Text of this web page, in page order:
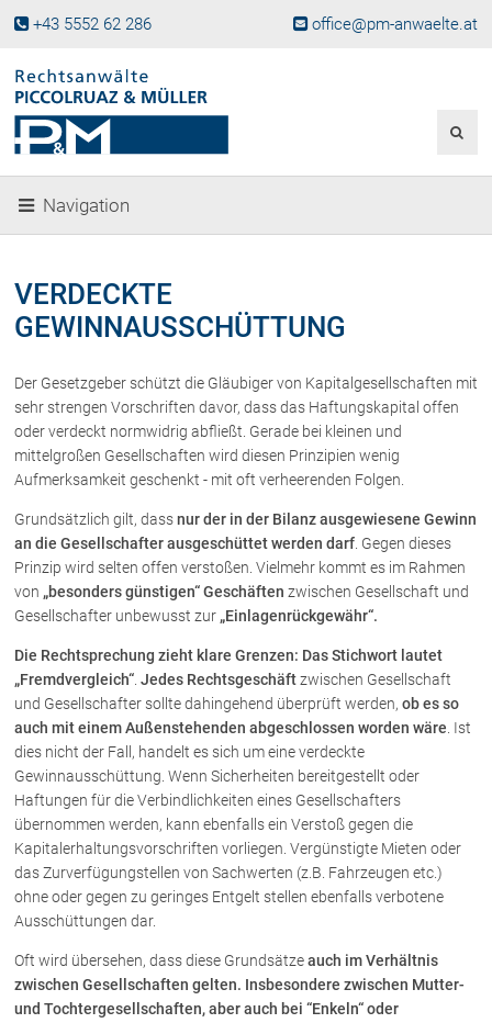
+43 5552 62 286 office@pm-anwaelte.at
Fachgebiete
Gesellschaftsgründung &
Beteiligungen
Immobilienrecht, Bauträgerrecht
Ferienimmobilien in Vorarlberg
Familienrecht und Scheidungen
Prozessführung und
Skiunfälle in Österreich
Über uns
Kanzleiteam
Netzwerk
Download
Die Österreichischen Rechtsanwälte
Anwälte
Dr. Stefan Müller
Dr. Petra Piccolruaz
Mag. Patrick Piccolruaz
Dr. Roland Piccolruaz †
Mag. Raphaela Klotz
Navigation
VERDECKTE
GEWINNAUSSCHÜTTUNG
Der Gesetzgeber schützt die Gläubiger von Kapitalgesellschaften mit
sehr strengen Vorschriften davor, dass das Haftungskapital offen
oder verdeckt normwidrig abfließt. Gerade bei kleinen und
mittelgroßen Gesellschaften wird diesen Prinzipien wenig
Aufmerksamkeit geschenkt - mit oft verheerenden Folgen.
Grundsätzlich gilt, dassnur der in der Bilanz ausgewiesene Gewinn
an die Gesellschafter ausgeschüttet werden darf. Gegen dieses
Prinzip wird selten offen verstoßen. Vielmehr kommt es im Rahmen
von „besonders günstigen“ Geschäften zwischen Gesellschaft und
Gesellschafter unbewusst zur „Einlagenrückgewähr“.
Die Rechtsprechung zieht klare Grenzen: Das Stichwort lautet
„Fremdvergleich“. Jedes Rechtsgeschäftzwischen Gesellschaft
und Gesellschafter sollte dahingehend überprüft werden, ob es so
auch mit einem Außenstehenden abgeschlossen worden wäre . Ist
dies nicht der Fall, handelt es sich um eine verdeckte
Gewinnausschüttung. Wenn Sicherheiten bereitgestellt oder
Haftungen für die Verbindlichkeiten eines Gesellschafters
übernommen werden, kann ebenfalls ein Verstoß gegen die
Kapitalerhaltungsvorschriften vorliegen. Vergünstigte Mieten oder
das Zurverfügungstellen von Sachwerten (z.B. Fahrzeugen etc.)
ohne oder gegen zu geringes Entgelt stellen ebenfalls verbotene
Ausschüttungen dar.
Oft wird übersehen, dass diese Grundsätzeauch im Verhältnis
zwischen Gesellschaften gelten. Insbesondere zwischen Mutter-
und Tochtergesellschaften, aber auch bei “Enkeln“ oder